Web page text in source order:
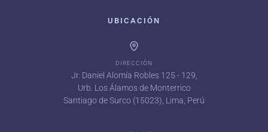
UBICACIÓN
DIRECCIÓN
Jr. Daniel Alomía Robles 125 - 129,
Urb. Los Álamos de Monterrico
Santiago de Surco (15023), Lima, Perú